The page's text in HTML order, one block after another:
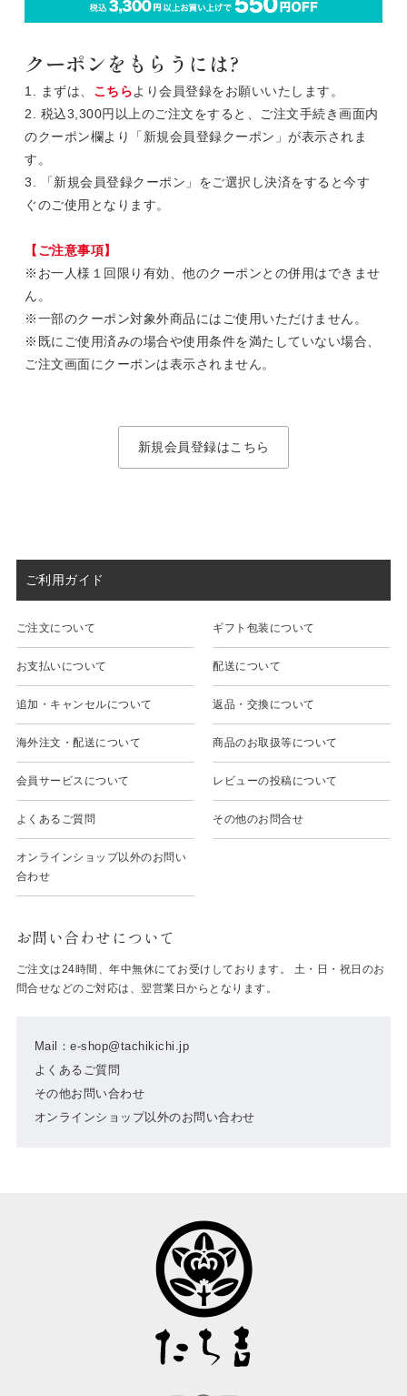
クーポンをもらうには?
1. まずは、 こちらより会員登録をお願いいたします。
2. 税込3,300円以上のご注文をすると、ご注文手続き画面内
のクーポン欄より「新規会員登録クーポン」が表示されま
す。
3. 「新規会員登録クーポン」をご選択し決済をすると今す
ぐのご使用となります。
【ご注意事項】
※お一人様１回限り有効、他のクーポンとの併用はできませ
ん。
※一部のクーポン対象外商品にはご使用いただけません。
※既にご使用済みの場合や使用条件を満たしていない場合、
ご注文画面にクーポンは表示されません。
新規会員登録はこちら
ご利用ガイド
ご注文について ギフト包装について
お支払いについて 配送について
追加・キャンセルについて 返品・交換について
海外注文・配送について 商品のお取扱等について
会員サービスについて レビューの投稿について
よくあるご質問 その他のお問合せ
オンラインショップ以外のお問い
合わせ
お問い合わせについて
Mail：e-shop@tachikichi.jp
よくあるご質問
その他お問い合わせ
オンラインショップ以外のお問い合わせ
ご注文は24時間、年中無休にてお受けしております。 土・日・祝日のお
問合せなどのご対応は、翌営業日からとなります。